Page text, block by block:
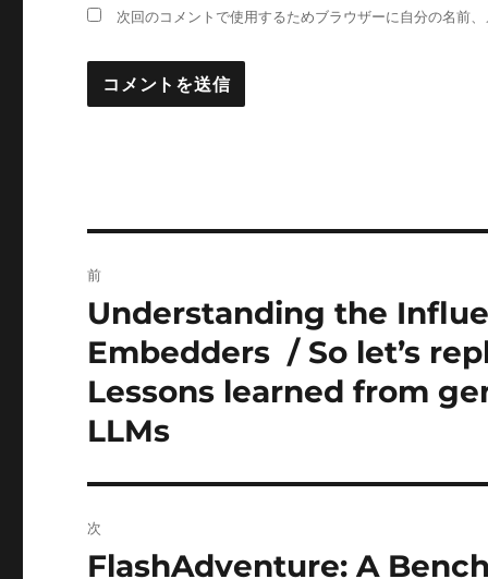
次回のコメントで使用するためブラウザーに自分の名前
稿
ナ
ビ
ゲ
ー
シ
前
前
の
投
稿:
Understanding the
Embedders / So let’s
Lessons learned from
LLMs
次
次
FlashAdventure: A